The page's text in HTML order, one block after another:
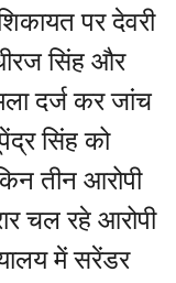
पर देवरी
सिंह और
दर्ज कर जांच
सिंह को
तीन आरोपी
चल रहे आरोपी
में सरेंडर